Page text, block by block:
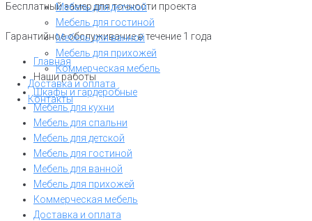
Мебель для детской
Мебель для гостиной
Мебель для ванной
Мебель для прихожей
Коммерческая мебель
Доставка и оплата
Контакты
Бесплатный замер для точности проекта
Гарантийное обслуживание в течение 1 года
Главная
Наши работы
Шкафы и гардеробные
Мебель для кухни
Мебель для спальни
Мебель для детской
Мебель для гостиной
Мебель для ванной
Мебель для прихожей
Коммерческая мебель
Доставка и оплата